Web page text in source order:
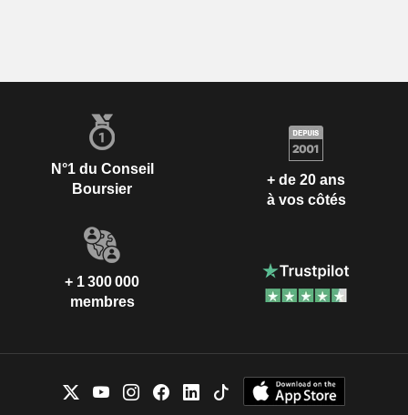
N°1 du Conseil
Boursier
+ de 20 ans
à vos côtés
+ 1 300 000
membres